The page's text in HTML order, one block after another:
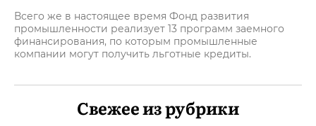
Всего же в настоящее время Фонд развития
промышленности реализует 13 программ заемного
финансирования, по которым промышленные
компании могут получить льготные кредиты.
Свежее из рубрики